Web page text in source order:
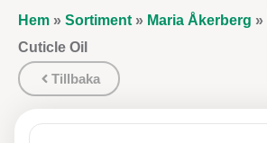
Tillbaka
Hem » Sortiment » Maria Åkerberg »
Cuticle Oil